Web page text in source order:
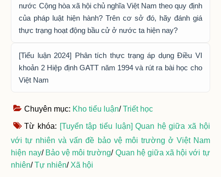
nước Cộng hòa xã hội chủ nghĩa Việt Nam theo quy định
của pháp luật hiện hành? Trên cơ sở đó, hãy đánh giá
thực trạng hoạt động bầu cử ở nước ta hiện nay?
[Tiểu luận 2024] Phân tích thực trạng áp dụng Điều VI
khoản 2 Hiệp định GATT năm 1994 và rút ra bài học cho
Việt Nam
Chuyên mục: Kho tiểu luận/Triết học
Từ khóa: [Tuyển tập tiểu luận] Quan hệ giữa xã hội
với tự nhiên và vấn đề bảo vệ môi trường ở Việt Nam
hiện nay/ Bảo vệ môi trường/ Quan hệ giữa xã hội với tự
nhiên/Tự nhiên/ Xã hội